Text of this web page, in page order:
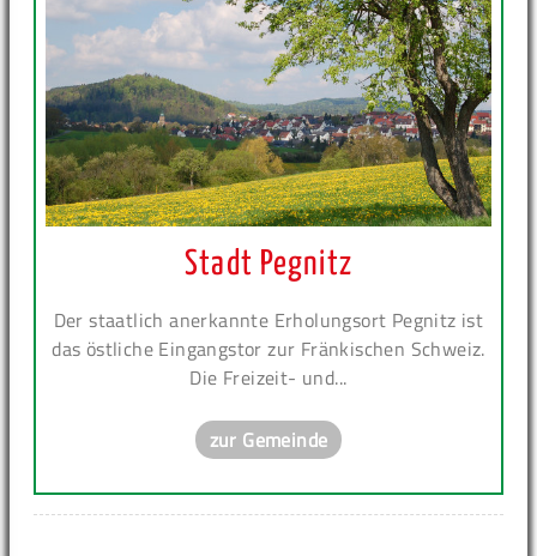
Stadt Pegnitz
Der staatlich anerkannte Erholungsort Pegnitz ist
das östliche Eingangstor zur Fränkischen Schweiz.
Die Freizeit- und...
zur Gemeinde